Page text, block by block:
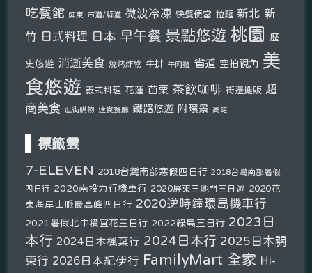
吃餐館 屏東 市道/縣道 微波冷凍 快餐便當 拉麵 新北 新
竹 日式料理 日本 早午餐 景點悠遊 桃園 歷
史悠遊 消逝美食 燒烤炸物 牛排 牛肉麵 省道 空拍視角 美
食悠遊 義式料理 花蓮 苗栗 茶飲咖啡 街邊攤販 超
商美食
逛街購物 速食餐廳 鐵路悠遊 附環景 高雄
標籤雲
7-ELEVEN 2018台灣南部寒假四日行 2018台灣南部暑假
四日行 2020南投力行機車行 2020屏東三地門三日遊 2020花
東海岸山脈最高峰四日行 2020逆時鐘環島機車行
2021暑假北中橫宜花三日行 2022綠島三日行 2023日
本行 2024日本楓葉行 2024日本行 2025日本關
東行 2026日本紀伊行 FamilyMart 全家 Hi-